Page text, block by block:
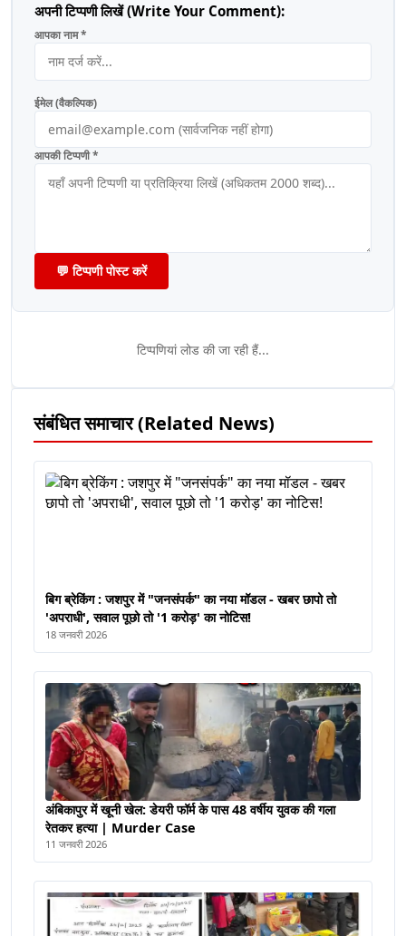
अपनी टिप्पणी लिखें (Write Your Comment):
आपका नाम *
ईमेल (वैकल्पिक)
आपकी टिप्पणी *
💬 टिप्पणी पोस्ट करें
टिप्पणियां लोड की जा रही हैं...
संबंधित समाचार (Related News)
बिग ब्रेकिंग : जशपुर में "जनसंपर्क" का नया मॉडल - खबर छापो तो
'अपराधी', सवाल पूछो तो '1 करोड़' का नोटिस!
18 जनवरी 2026
अंबिकापुर में खूनी खेल: डेयरी फॉर्म के पास 48 वर्षीय युवक की गला
रेतकर हत्या | Murder Case
11 जनवरी 2026